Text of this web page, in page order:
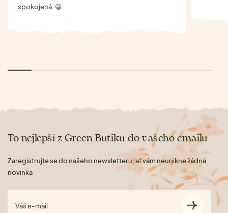
spokojená. 😀
To nejlepší z Green Butiku do vašeho emailu
Zaregistrujte se do našeho newsletteru, ať vám neunikne žádná
novinka
Váš e-mail